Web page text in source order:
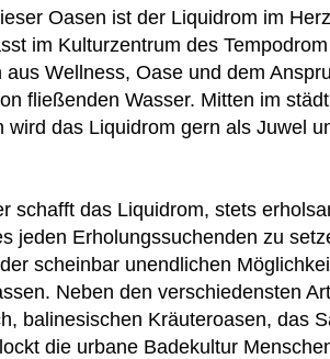
Oasen ist der Liquidrom im
im Kulturzentrum des
Wellness, Oase und dem
fließenden Wasser. Mitten im
das Liquidrom gern als Juwel
schafft das Liquidrom, stets
jeden Erholungssuchenden zu
scheinbar unendlichen
Neben den verschiedensten
balinesischen Kräuteroasen, das
die urbane Badekultur